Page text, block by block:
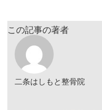
この記事の著者
二条はしもと整骨院